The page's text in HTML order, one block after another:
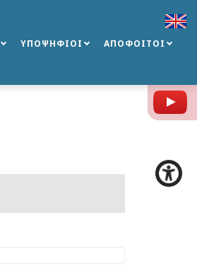
ΥΠΟΨΗΦΙΟΙ ΑΠΟΦΟΙΤΟΙ